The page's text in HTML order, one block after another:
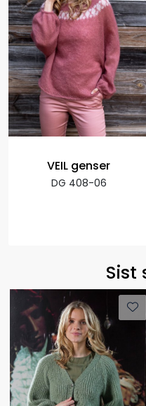
VEIL genser
DG 408-06
Sist